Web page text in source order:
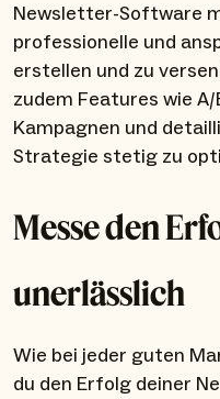
Newsletter-Software
professionelle und
erstellen und zu
zudem Features wie
Kampagnen und
Strategie stetig zu
Messe den
unerlässlich
Wie bei jeder guten
du den Erfolg deiner